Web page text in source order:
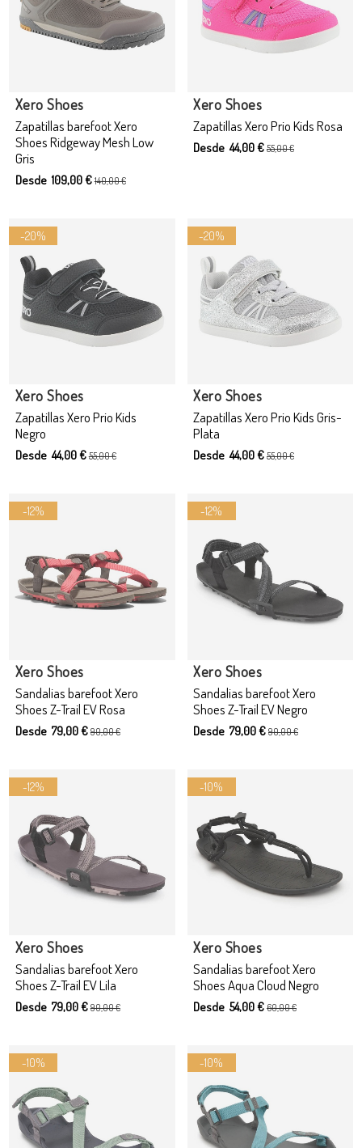
Zapatillas barefoot Xero
Shoes Ridgeway Mesh Low
Gris
Xero Shoes
Desde 109,00 €140,00 €
Zapatillas Xero Prio Kids Rosa
Xero Shoes
Desde 44,00 € 55,00 €
-20%
Zapatillas Xero Prio Kids
Negro
Xero Shoes
Desde 44,00 €55,00 €
-20%
Zapatillas Xero Prio Kids Gris-
Plata
Xero Shoes
Desde 44,00 € 55,00 €
-12%
Sandalias barefoot Xero
Shoes Z-Trail EV Rosa
Xero Shoes
Desde 79,00 €90,00 €
-12%
Sandalias barefoot Xero
Shoes Z-Trail EV Negro
Xero Shoes
Desde 79,00 € 90,00 €
-12%
Sandalias barefoot Xero
Shoes Z-Trail EV Lila
Xero Shoes
Desde 79,00 €90,00 €
-10%
Sandalias barefoot Xero
Shoes Aqua Cloud Negro
Xero Shoes
Desde 54,00 € 60,00 €
-10% -10%